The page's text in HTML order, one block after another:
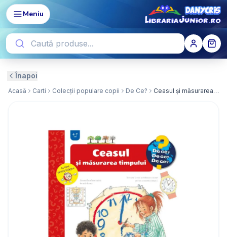
Meniu
Înapoi
Acasă Carti Colecții populare copii De Ce? Ceasul și măsurarea timpului